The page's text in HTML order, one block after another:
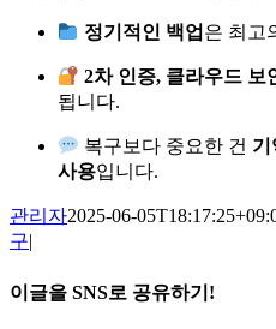
정기적인 백업 은 최고
2차 인증, 클라우드 보
됩니다.
복구보다 중요한 건 기
사용입니다.
관리자2025-06-
구|
이글을 SNS로 공유하기!